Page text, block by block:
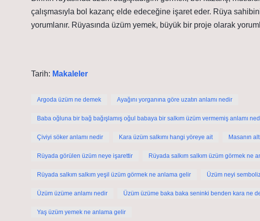
çalışmasıyla bol kazanç elde edeceğine işaret eder. Rüya
yorumlanır. Rüyasında üzüm yemek, büyük bir proje olarak
Tarih: Makaleler
Argoda üzüm ne demek Ayağını yorganına göre uzatın anlamı nedir
Baba oğluna bir bağ bağışlamış oğul babaya bir salkım üzüm vermemiş anlamı
Çiviyi söker anlamı nedir Kara üzüm salkımı hangi yöreye ait Masanın
Rüyada görülen üzüm neye işarettir Rüyada salkım salkım üzüm görmek ne
Rüyada salkım salkım yeşil üzüm görmek ne anlama gelir Üzüm neyi
Üzüm üzüme anlamı nedir Üzüm üzüme baka baka seninki benden kara ne
Yaş üzüm yemek ne anlama gelir